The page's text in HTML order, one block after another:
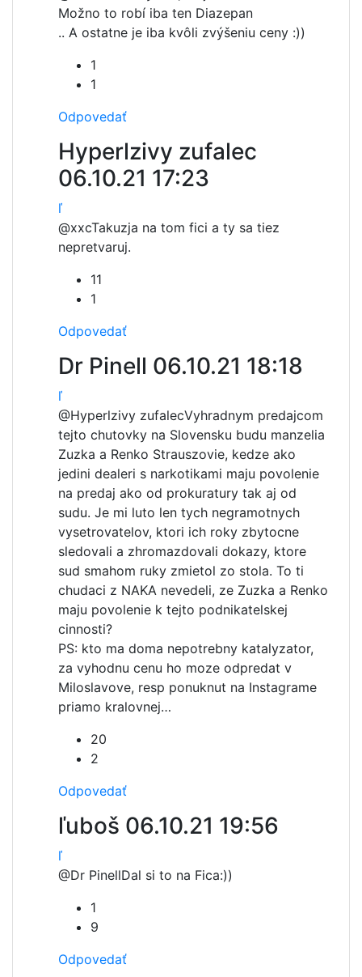
Možno to robí iba ten Diazepan
.. A ostatne je iba kvôli zvýšeniu ceny :))
1
1
Odpovedať
Hyperlzivy zufalec
06.10.21 17:23
ľ
@xxcTakuzja na tom fici a ty sa tiez
nepretvaruj.
11
1
Odpovedať
Dr Pinell 06.10.21 18:18
ľ
@Hyperlzivy zufalecVyhradnym predajcom
tejto chutovky na Slovensku budu manzelia
Zuzka a Renko Strauszovie, kedze ako
jedini dealeri s narkotikami maju povolenie
na predaj ako od prokuratury tak aj od
sudu. Je mi luto len tych negramotnych
vysetrovatelov, ktori ich roky zbytocne
sledovali a zhromazdovali dokazy, ktore
sud smahom ruky zmietol zo stola. To ti
chudaci z NAKA nevedeli, ze Zuzka a Renko
maju povolenie k tejto podnikatelskej
cinnosti?
PS: kto ma doma nepotrebny katalyzator,
za vyhodnu cenu ho moze odpredat v
Miloslavove, resp ponuknut na Instagrame
priamo kralovnej…
20
2
Odpovedať
ľuboš 06.10.21 19:56
ľ
@Dr PinellDal si to na Fica:))
1
9
Odpovedať